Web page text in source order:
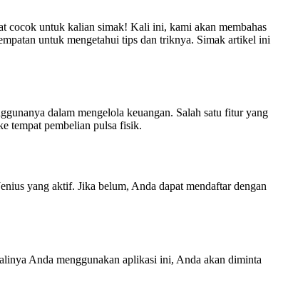
cocok untuk kalian simak! Kali ini, kami akan membahas
untuk mengetahui tips dan triknya. Simak artikel ini
dalam mengelola keuangan. Salah satu fitur yang
tempat pembelian pulsa fisik.
yang aktif. Jika belum, Anda dapat mendaftar dengan
Anda menggunakan aplikasi ini, Anda akan diminta